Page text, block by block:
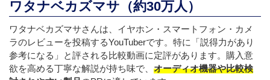
ワタナベカズマサ（約30万人）
ワタナベカズマサさんは、イヤホン・スマートフォン・カメ
ラのレビューを投稿するYouTuberです。特に「説得力があり
参考になる」と評される比較動画に定評があります。購入意
欲を高める丁寧な解説が持ち味で、 オーディオ機器や比較検